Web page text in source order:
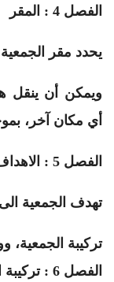
الفصل 4 : المقر
يحدد مقر
ويمكن أن ينقل
أي مكان آخر،
الفصل 5 : الاهداف
تهدف الجمعية
تركيبة الجمعية،
الفصل 6 : تركيبة الجمعية.